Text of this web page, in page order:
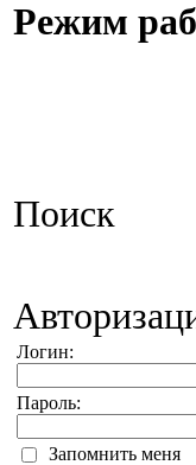
Режим
Поиск
Логин:
Пароль:
Запомнить меня